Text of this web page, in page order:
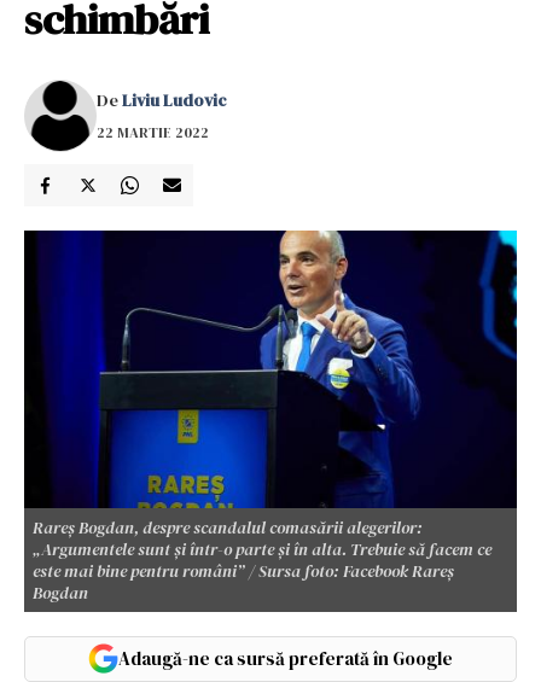
schimbări
DeLiviu Ludovic
22 MARTIE 2022
Rareș Bogdan, despre scandalul comasării alegerilor:
„Argumentele sunt și într-o parte și în alta. Trebuie să facem ce
este mai bine pentru români” / Sursa foto: Facebook Rareș
Bogdan
Adaugă-ne ca sursă preferată în Google